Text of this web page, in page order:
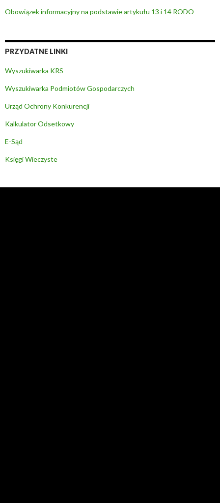
Obowiązek informacyjny na podstawie artykułu 13 i 14 RODO
PRZYDATNE LINKI
Wyszukiwarka KRS
Wyszukiwarka Podmiotów Gospodarczych
Urząd Ochrony Konkurencji
Kalkulator Odsetkowy
E-Sąd
Księgi Wieczyste